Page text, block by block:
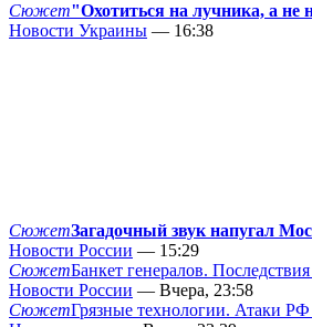
Сюжет"Охотиться на лучника, а не
Новости Украины — 16:38
СюжетЗагадочный звук напугал
Новости России — 15:29
СюжетБанкет генералов.
Новости России — Вчера, 23:58
СюжетГрязные технологии. Атаки